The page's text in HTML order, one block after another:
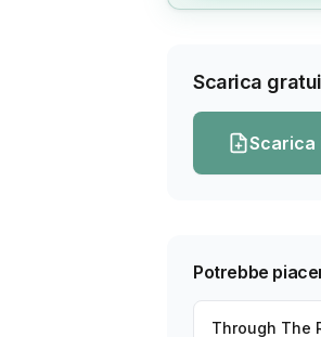
Scarica
Scarica
Potrebbe
Through The